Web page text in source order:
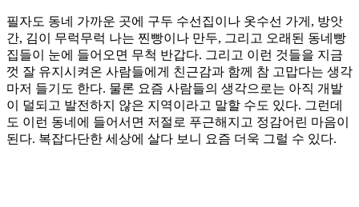
필자도 동네 가까운 곳에 구두 수선집이나 옷수선 가게, 방앗
간, 김이 무럭무럭 나는 찐빵이나 만두, 그리고 오래된 동네빵
집들이 눈에 들어오면 무척 반갑다. 그리고 이런 것들을 지금
껏 잘 유지시켜온 사람들에게 친근감과 함께 참 고맙다는 생각
마저 들기도 한다. 물론 요즘 사람들의 생각으로는 아직 개발
이 덜되고 발전하지 않은 지역이라고 말할 수도 있다. 그런데
도 이런 동네에 들어서면 저절로 푸근해지고 정감어린 마음이
된다. 복잡다단한 세상에 살다 보니 요즘 더욱 그럴 수 있다.